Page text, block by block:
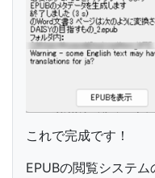
これで完成です！
EPUBの閲覧システム